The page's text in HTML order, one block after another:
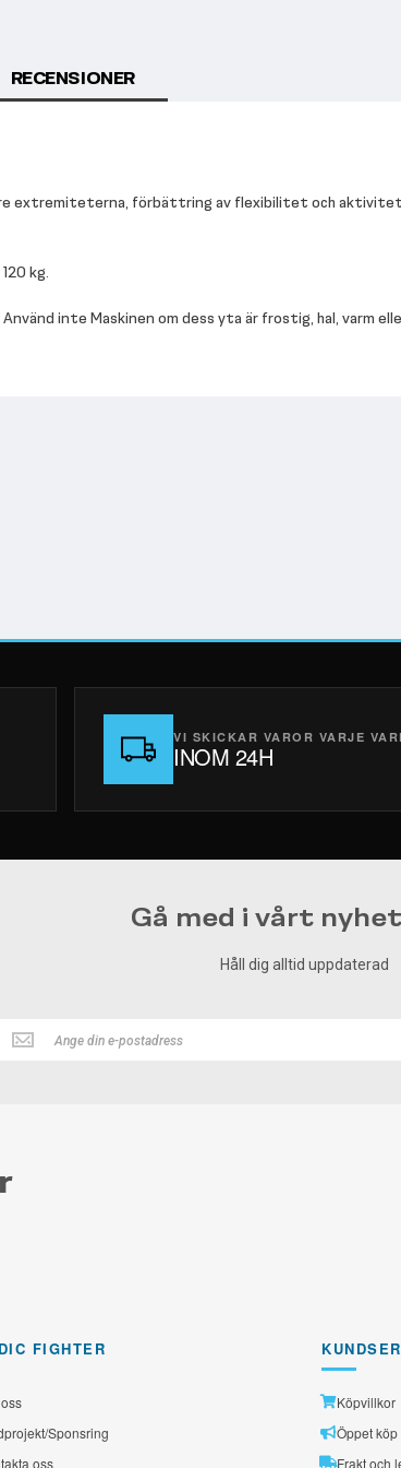
extremiteterna, förbättring av flexibilitet och aktivitet i
kg.
Använd inte Maskinen om dess yta är frostig, hal, varm
RECENSIONER
VI SKICKAR VAROR VARJE
INOM 24H
Gå med i vårt
Håll dig alltid uppdaterad
Håll
dig
FIGHTER
Sponsring
oss
Köpvillkor
Öppet
Frakt och